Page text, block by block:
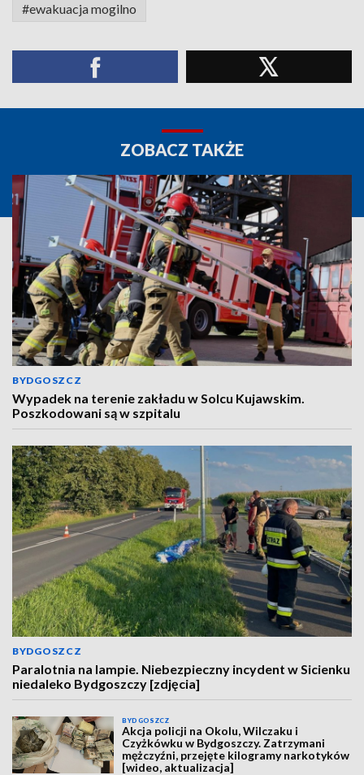
#ewakuacja mogilno
ZOBACZ TAKŻE
BYDGOSZCZ
Wypadek na terenie zakładu w Solcu Kujawskim.
Poszkodowani są w szpitalu
BYDGOSZCZ
Paralotnia na lampie. Niebezpieczny incydent w Sicienku
niedaleko Bydgoszczy [zdjęcia]
BYDGOSZCZ
Akcja policji na Okolu, Wilczaku i
Czyżkówku w Bydgoszczy. Zatrzymani
mężczyźni, przejęte kilogramy narkotyków
[wideo, aktualizacja]